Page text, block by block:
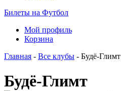
Билеты на Футбол
Мой профиль
Корзина
Главная - Все клубы - Будё-Глимт
Будё-Глимт